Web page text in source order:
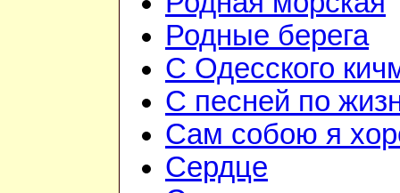
Родные берега
С Одесского
С песней по
Сам собою я
Сердце